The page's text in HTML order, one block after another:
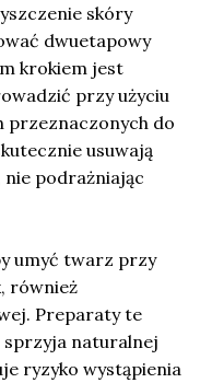
skóry
dwuetapowy
krokiem jest
przy użyciu
przeznaczonych do
usuwają
podrażniając
umyć twarz przy
również
Preparaty te
sprzyja naturalnej
ryzyko wystąpienia